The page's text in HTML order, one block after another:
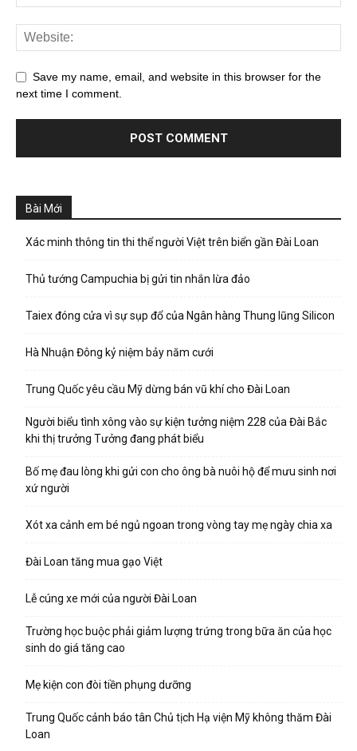
Save my name, email, and website in this browser for the
next time I comment.
Bài Mới
Xác minh thông tin thi thể người Việt trên biển gần Đài Loan
Thủ tướng Campuchia bị gửi tin nhắn lừa đảo
Taiex đóng cửa vì sự sụp đổ của Ngân hàng Thung lũng Silicon
Hà Nhuận Đông kỷ niệm bảy năm cưới
Trung Quốc yêu cầu Mỹ dừng bán vũ khí cho Đài Loan
Người biểu tình xông vào sự kiện tưởng niệm 228 của Đài Bắc
khi thị trưởng Tưởng đang phát biểu
Bố mẹ đau lòng khi gửi con cho ông bà nuôi hộ để mưu sinh nơi
xứ người
Xót xa cảnh em bé ngủ ngoan trong vòng tay mẹ ngày chia xa
Đài Loan tăng mua gạo Việt
Lễ cúng xe mới của người Đài Loan
Trường học buộc phải giảm lượng trứng trong bữa ăn của học
sinh do giá tăng cao
Mẹ kiện con đòi tiền phụng dưỡng
Trung Quốc cảnh báo tân Chủ tịch Hạ viện Mỹ không thăm Đài
Loan